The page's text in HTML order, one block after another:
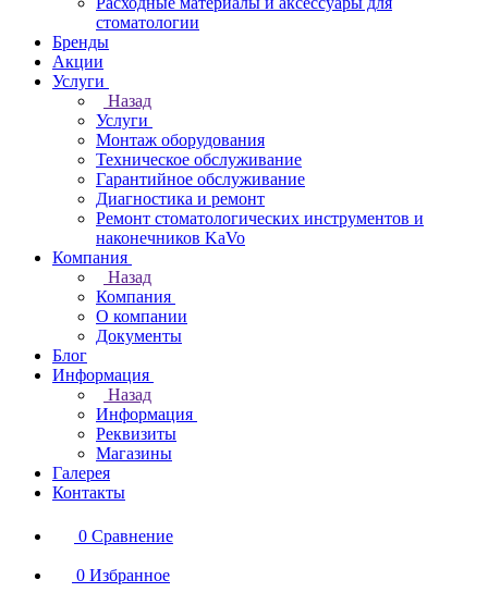
стоматологии
Бренды
Акции
Услуги
Назад
Услуги
Монтаж оборудования
Техническое обслуживание
Гарантийное обслуживание
Диагностика и ремонт
Ремонт стоматологических инструментов и
наконечников KaVo
Компания
Назад
Компания
О компании
Документы
Блог
Информация
Назад
Информация
Реквизиты
Магазины
Галерея
Контакты
0 Сравнение
0 Избранное